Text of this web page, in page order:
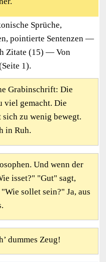
Sprüche,
pointierte Sentenzen —
Zitate (15) — Von
1).
Grabinschrift: Die
viel gemacht. Die
sich zu wenig bewegt.
in Ruh.
Und wenn der
isset?" "Gut" sagt,
sollet sein?" Ja, aus
dummes Zeug!